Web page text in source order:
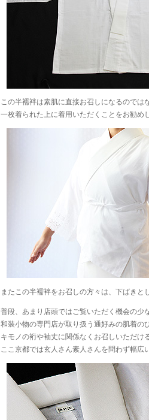
この半襦袢は素肌に直接お召しになるので
一枚着られた上に着用いただくことをお勧め
またこの半襦袢をお召しの方々は、下ばきと
普段、あまり店頭ではご覧いただく機会の少
和装小物の専門店が取り扱う通好みの肌着の
キモノの裄や袖丈に関係なくお召しいただけ
ここ京都では玄人さん素人さんを問わず幅